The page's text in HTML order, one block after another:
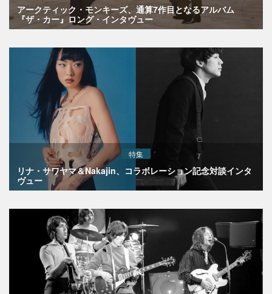
アークティック・モンキーズ、通算7作目となるアルバム
『ザ・カー』ロング・インタヴュー
特集
リナ・サワヤマ＆Nakajin、コラボレーション記念対談インタ
ヴュー